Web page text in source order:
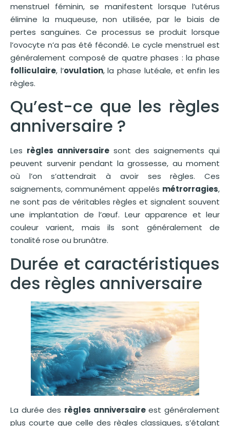
menstruel féminin, se manifestent lorsque l’utérus
élimine la muqueuse, non utilisée, par le biais de
pertes sanguines. Ce processus se produit lorsque
l’ovocyte n’a pas été fécondé. Le cycle menstruel est
généralement composé de quatre phases : la phase
folliculaire, l’ovulation, la phase lutéale, et enfin les
règles.
Qu’est-ce que les règles
anniversaire ?
Les règles anniversaire sont des saignements qui
peuvent survenir pendant la grossesse, au moment
où l’on s’attendrait à avoir ses règles. Ces
saignements, communément appelés métrorragies,
ne sont pas de véritables règles et signalent souvent
une implantation de l’œuf. Leur apparence et leur
couleur varient, mais ils sont généralement de
tonalité rose ou brunâtre.
Durée et caractéristiques
des règles anniversaire
La durée des règles anniversaireest généralement
plus courte que celle des règles classiques, s’étalant